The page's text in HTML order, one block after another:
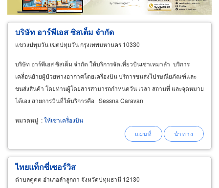
ผู้ส่งออก/นำเข้า
ธุรกิจบริการ
บริษัท อาร์พีเอส ซิสเต็ม จํากัด
แขวงปทุมวัน เขตปทุมวัน กรุงเทพมหานคร 10330
บริษัท อาร์พีเอส ซิสเต็ม จํากัด ให้บริการจัดเที่ยวบินเช่าเหมาลำ บริการ
เคลื่อนย้ายผู้ป่วยทางอากาศโดยเครื่องบิน บริการขนส่งไปรษณียภัณฑ์และ
ขนส่งสินค้า โดยท่านผู้โดยสารสามารถกำหนดวัน เวลา สถานที่ และจุดหมาย
ได้เอง สายการบินที่ให้บริการคือ Sessna Caravan
หมวดหมู่ :ให้เช่าเครื่องบิน
ไทยแท็กซี่เซอร์วิส
ตำบลคูคต อำเภอลำลูกกา จังหวัดปทุมธานี 12130